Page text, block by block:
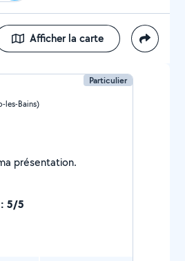
Afficher la carte
Particulier
les-Bains)
Je n'ai pas encore renseigné ma présentation.
5/5